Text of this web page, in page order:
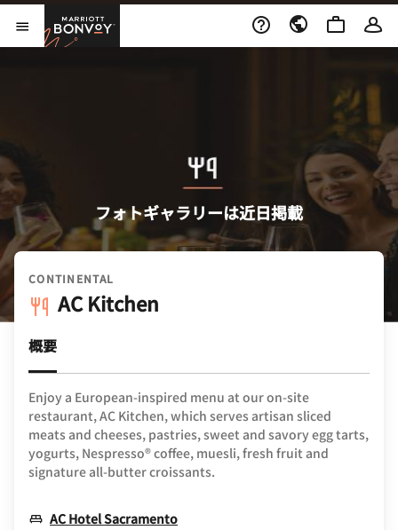
Skip to Content
メニューを開く
Marriott Bonvoy
フォトギャラリーは近日掲載
CONTINENTAL
AC Kitchen
概要
Enjoy a European-inspired menu at our on-site
restaurant, AC Kitchen, which serves artisan sliced
meats and cheeses, pastries, sweet and savory egg tarts,
yogurts, Nespresso® coffee, muesli, fresh fruit and
signature all-butter croissants.
AC Hotel SacramentoOpens In New Window